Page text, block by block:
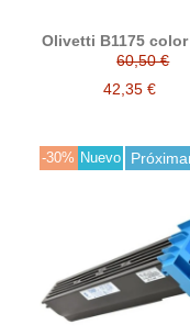
Olivetti B1175
compatible
60,50 €
42,35 €
-30% Nuevo